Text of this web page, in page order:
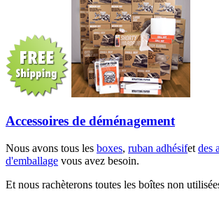
Accessoires de déménagement
Nous avons tous les boxes, ruban adhésifet des
d'emballage vous avez besoin.
Et nous rachèterons toutes les boîtes non